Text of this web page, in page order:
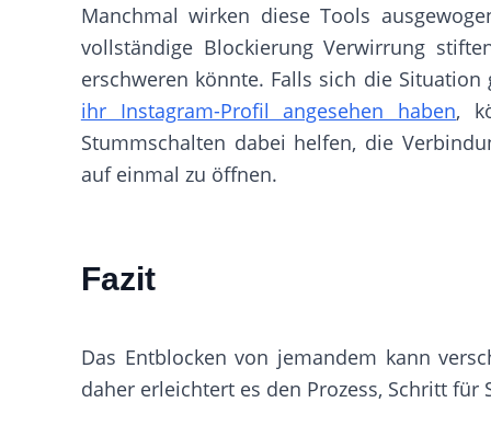
Manchmal wirken diese Tools
vollständige Blockierung Verwirrung
erschweren könnte. Falls sich die
ihr Instagram-Profil angesehen haben,
Stummschalten dabei helfen, die
auf einmal zu öffnen.
Fazit
Das Entblocken von jemandem kann
daher erleichtert es den Prozess, Schritt für